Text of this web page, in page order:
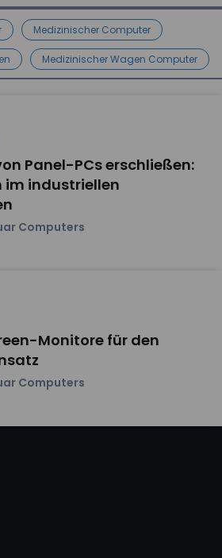
Medizinischer Computer
Medizinischer Wagen Computer
Panel-PCs erschließen:
im industriellen
Computers
Monitore für den
Computers